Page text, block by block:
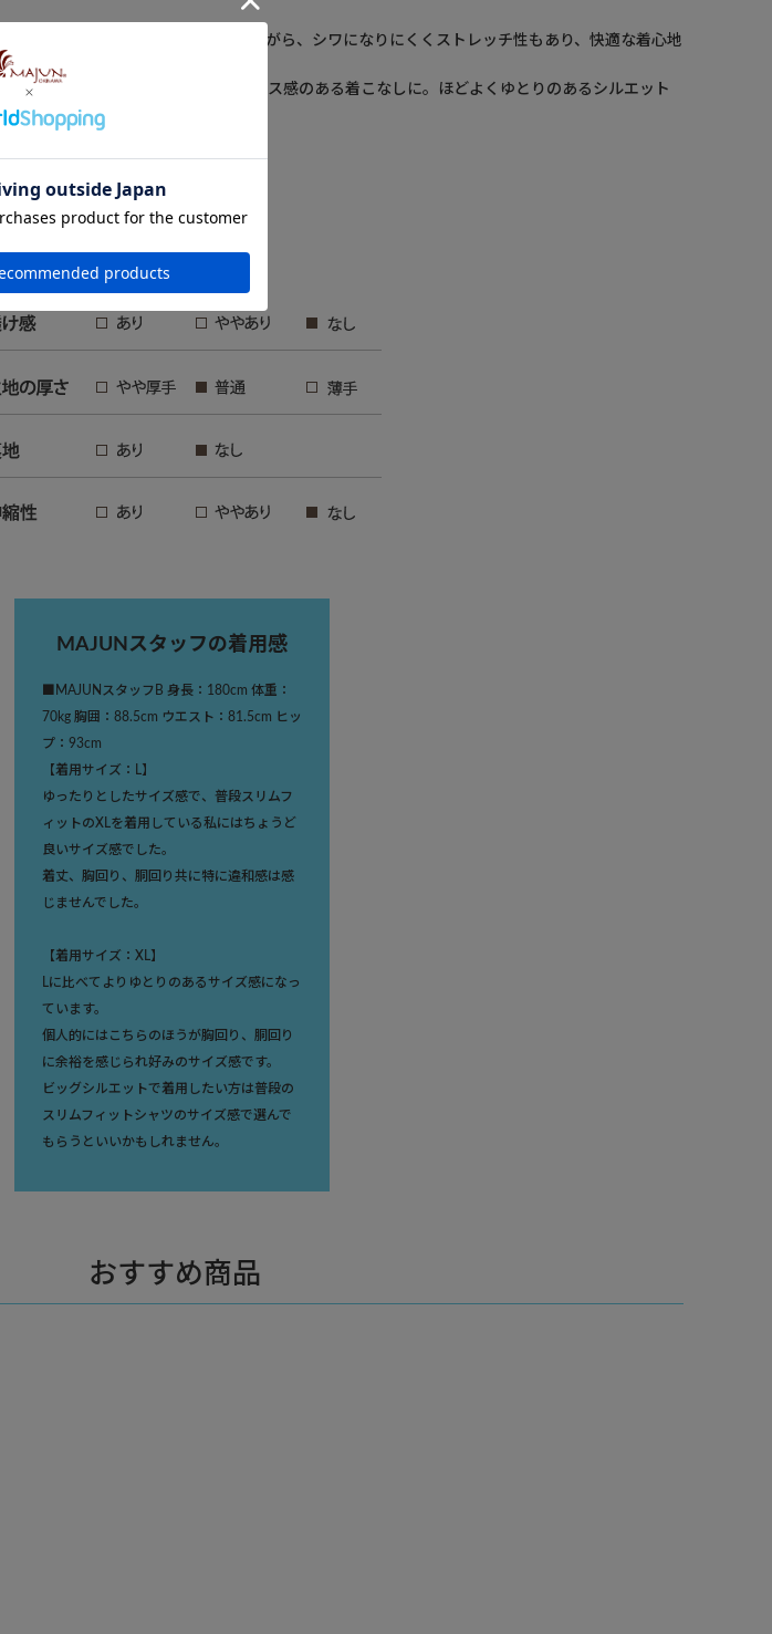
涼しげな風合いで麻のような質感ながら、シワになりにくくストレッチ性もあり、快適な着心地
れいめな印象に、開ければリラックス感のある着こなしに。ほどよくゆとりのあるシルエット
裾
100％
MAJUNスタッフの着用感
■MAJUNスタッフB 身長：180cm 体重：
70kg 胸囲：88.5cm ウエスト：81.5cm ヒッ
プ：93cm
【着用サイズ：L】
ゆったりとしたサイズ感で、普段スリムフ
ィットのXLを着用している私にはちょうど
良いサイズ感でした。
着丈、胸回り、胴回り共に特に違和感は感
じませんでした。
【着用サイズ：XL】
Lに比べてよりゆとりのあるサイズ感になっ
ています。
個人的にはこちらのほうが胸回り、胴回り
に余裕を感じられ好みのサイズ感です。
ビッグシルエットで着用したい方は普段の
スリムフィットシャツのサイズ感で選んで
もらうといいかもしれません。
おすすめ商品